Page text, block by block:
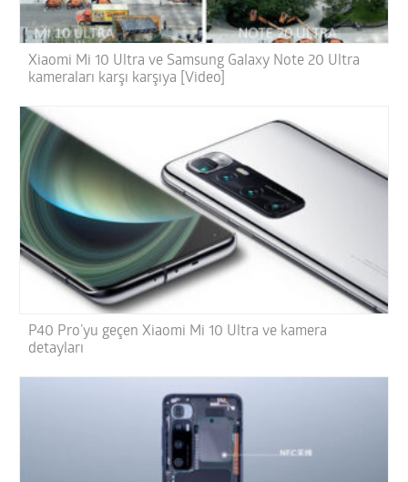
Xiaomi Mi 10 Ultra ve Samsung Galaxy Note 20 Ultra
kameraları karşı karşıya [Video]
P40 Pro’yu geçen Xiaomi Mi 10 Ultra ve kamera
detayları